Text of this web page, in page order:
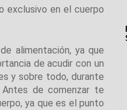
exclusivo en el cuerpo
alimentación, ya que
de acudir con un
y sobre todo, durante
de comenzar te
ya que es el punto